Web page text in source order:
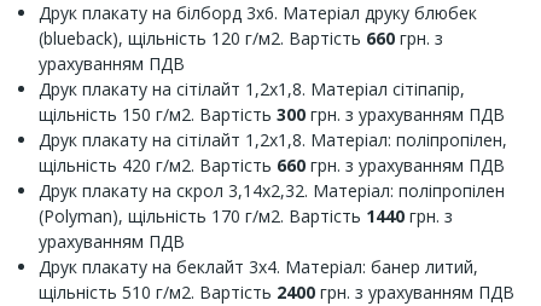
Друк плакату на білборд 3х6. Матеріал друку блюбек
(blueback), щільність 120 г/м2. Вартість 660 грн. з
урахуванням ПДВ
Друк плакату на сітілайт 1,2х1,8. Матеріал сітіпапір,
щільність 150 г/м2. Вартість 300 грн. з урахуванням ПДВ
Друк плакату на сітілайт 1,2х1,8. Матеріал: поліпропілен,
щільність 420 г/м2. Вартість 660 грн. з урахуванням ПДВ
Друк плакату на скрол 3,14х2,32. Матеріал: поліпропілен
(Polyman), щільність 170 г/м2. Вартість 1440 грн. з
урахуванням ПДВ
Друк плакату на беклайт 3х4. Матеріал: банер литий,
щільність 510 г/м2. Вартість 2400 грн. з урахуванням ПДВ